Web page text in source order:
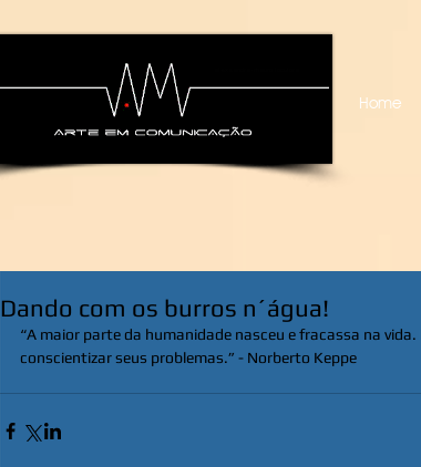
Home
Dando com os burros n´água!
“A maior parte da humanidade nasceu e fracassa na
conscientizar seus problemas.” - Norberto Keppe